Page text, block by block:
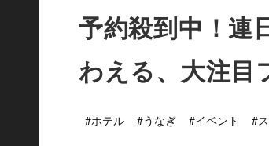
予約殺到中！連
わえる、大注目
#ホテル #うなぎ #イベント #